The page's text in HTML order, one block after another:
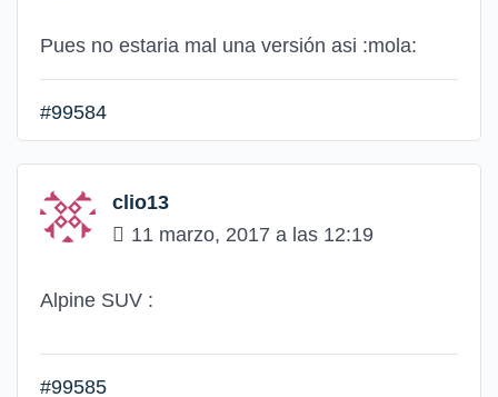
Pues no estaria mal una versión asi :mola:
#99584
clio13
11 marzo, 2017 a las 12:19
Alpine SUV :
#99585